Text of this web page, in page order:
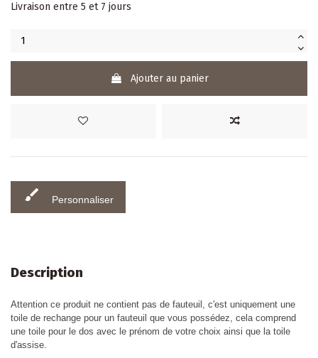
Livraison entre 5 et 7 jours
Ajouter au panier
brush Personnaliser
Description
Attention ce produit ne contient pas de fauteuil, c'est uniquement une
toile de rechange pour un fauteuil que vous possédez, cela comprend
une toile pour le dos avec le prénom de votre choix ainsi que la toile
d'assise.